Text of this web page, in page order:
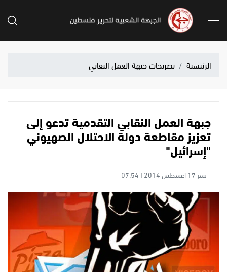
الرئيسية تصريحات جبهة العمل النقابي
جبهة العمل النقابي التقدمية تدعو إلى
تعزيز مقاطعة دولة الاحتلال الصهيوني
"إسرائيل"
نشر 17 اغسطس 2014 | 07:54